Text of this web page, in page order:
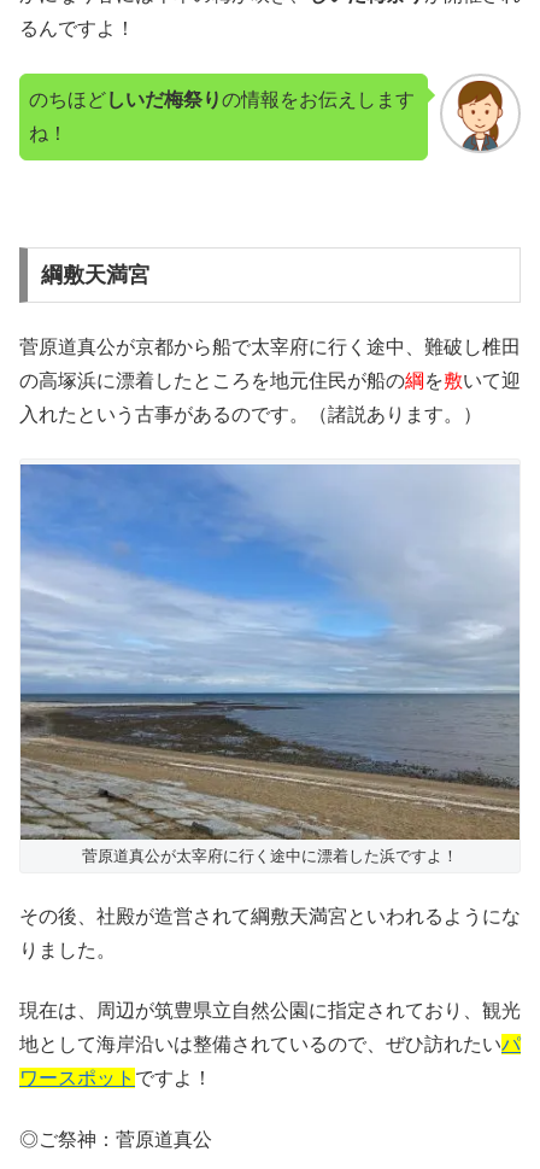
るんですよ！
のちほどしいだ梅祭りの情報をお伝えします
ね！
綱敷天満宮
菅原道真公が京都から船で太宰府に行く途中、難破し椎田
の高塚浜に漂着したところを地元住民が船の綱 を敷いて迎
入れたという古事があるのです。（諸説あります。）
菅原道真公が太宰府に行く途中に漂着した浜ですよ！
その後、社殿が造営されて綱敷天満宮といわれるようにな
りました。
現在は、周辺が筑豊県立自然公園に指定されており、観光
地として海岸沿いは整備されているので、ぜひ訪れたいパ
ワースポット ですよ！
◎ご祭神：菅原道真公